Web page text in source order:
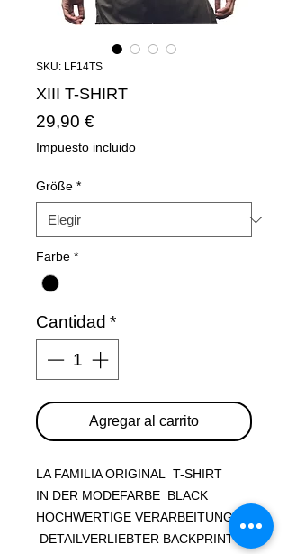
SKU: LF14TS
XIII T-SHIRT
29,90 €Precio
Impuesto incluido
Größe *
Farbe *
Cantidad *
Agregar al carrito
LA FAMILIA ORIGINAL T-SHIRT
IN DER MODEFARBE BLACK
HOCHWERTIGE VERARBEITUNG
DETAILVERLIEBTER BACKPRINT &